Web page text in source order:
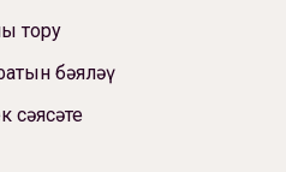
тору
бәяләү
сәясәте